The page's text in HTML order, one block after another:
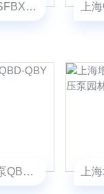
上海自吸泵X-SFBX小流量不锈钢自吸泵
上海电动隔膜泵QBD-QBY气动隔膜泵QBY